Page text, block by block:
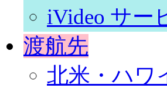
iVideo サー
渡航先
北米・ハワ